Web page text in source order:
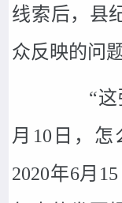
线索后，县
众反映的问
“这张
月10日，
2020年6月